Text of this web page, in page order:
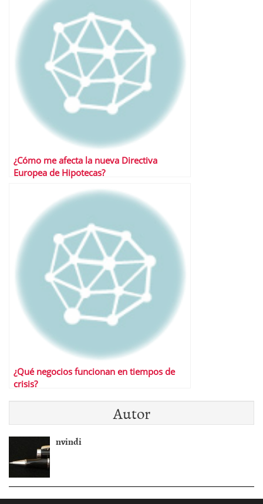
¿Cómo me afecta la nueva Directiva
Europea de Hipotecas?
¿Qué negocios funcionan en tiempos de
crisis?
Autor
nvindi